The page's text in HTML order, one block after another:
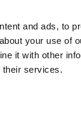
and ads, to
your use of
it with other
their services.
LÄS MER